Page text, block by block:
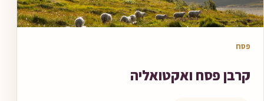
פסח
קרבן פסח ואקטואליה